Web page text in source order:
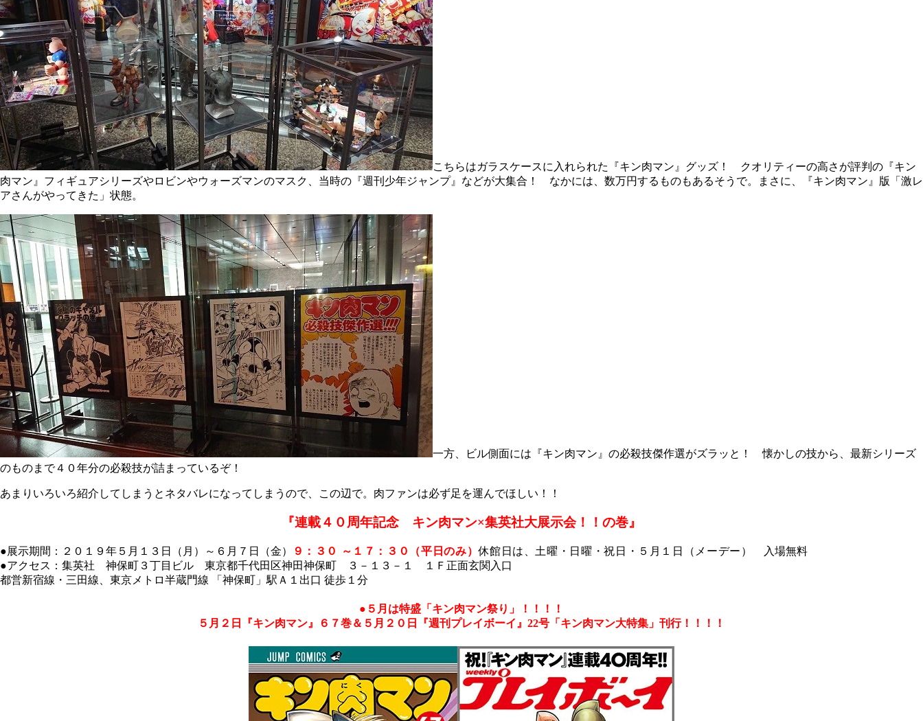
こちらはガラスケースに入れられた『キン肉マン』グッズ！ クオリティーの高さが評判の『キン
肉マン』フィギュアシリーズやロビンやウォーズマンのマスク、当時の『週刊少年ジャンプ』などが大集合！ なかには、数万円するものもあるそうで。まさに、『キン肉マン』版「激レ
アさんがやってきた」状態。
一方、ビル側面には『キン肉マン』の必殺技傑作選がズラッと！ 懐かしの技から、最新シリーズ
のものまで４０年分の必殺技が詰まっているぞ！
あまりいろいろ紹介してしまうとネタバレになってしまうので、この辺で。肉ファンは必ず足を運んでほしい！！
『連載４０周年記念 キン肉マン×集英社大展示会！！の巻』
●展示期間：２０１９年５月１３日（月）～６月７日（金） ９ ：３０ ～１７：３０（平日のみ）休館日は、土曜・日曜・祝日・５月１日（メーデー）
入場無料
●アクセス：集英社 神保町３丁目ビル 東京都千代田区神田神保町 ３－１３－１ １Ｆ正面玄関入口
都営新宿線・三田線、東京メトロ半蔵門線 「神保町」駅Ａ１出口 徒歩１分
●５月は特盛「キン肉マン祭り」！！！！
５月２日『キン肉マン』６７巻＆５月２０日『週刊プレイボーイ』22号「キン肉マン大特集」刊行！！！！